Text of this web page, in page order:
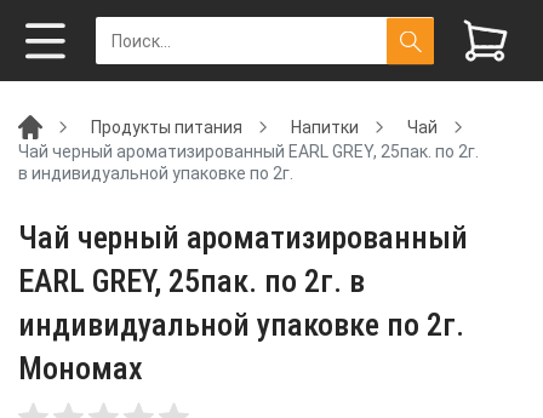
Продукты питания Напитки
Чай
Чай черный ароматизированный EARL GREY, 25пак. по 2г.
в индивидуальной упаковке по 2г.
Чай черный ароматизированный
EARL GREY, 25пак. по 2г. в
индивидуальной упаковке по 2г.
Мономах